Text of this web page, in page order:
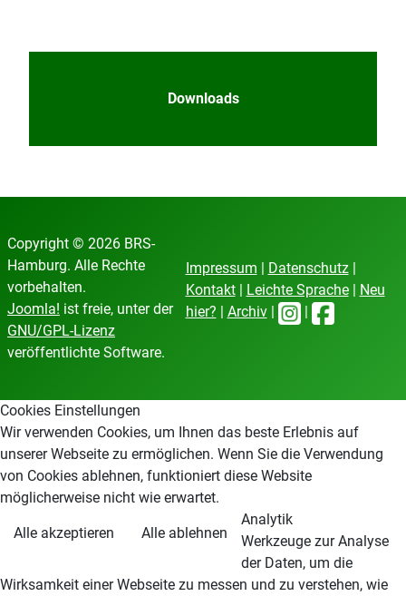
Downloads
Copyright © 2026 BRS-
Hamburg. Alle Rechte
vorbehalten.
Joomla! ist freie, unter der
GNU/GPL-Lizenz
veröffentlichte Software.
Impressum Datenschutz|
Kontakt| Leichte Sprache|
Neu
hier?
Archiv|
Cookies Einstellungen
Wir verwenden Cookies, um Ihnen das beste Erlebnis auf
unserer Webseite zu ermöglichen. Wenn Sie die Verwendung
von Cookies ablehnen, funktioniert diese Website
möglicherweise nicht wie erwartet.
Alle akzeptieren Alle ablehnen
Analytik
Werkzeuge zur Analyse
der Daten, um die
Wirksamkeit einer Webseite zu messen und zu verstehen, wie